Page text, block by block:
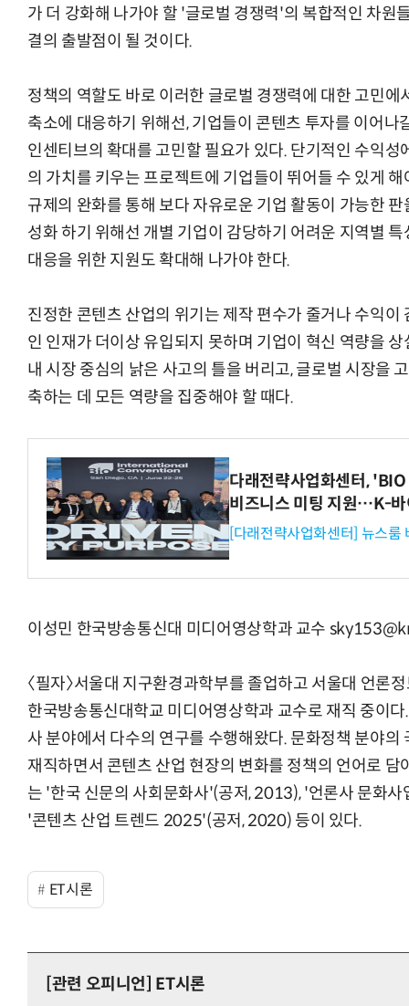
가 더 강화해 나가야 할 '글로벌 경쟁력'의 복합적인 차원
결의 출발점이 될 것이다.
정책의 역할도 바로 이러한 글로벌 경쟁력에 대한 고민
축소에 대응하기 위해선, 기업들이 콘텐츠 투자를 이어
인센티브의 확대를 고민할 필요가 있다. 단기적인 수익
의 가치를 키우는 프로젝트에 기업들이 뛰어들 수 있게
규제의 완화를 통해 보다 자유로운 기업 활동이 가능한
성화 하기 위해선 개별 기업이 감당하기 어려운 지역별
대응을 위한 지원도 확대해 나가야 한다.
진정한 콘텐츠 산업의 위기는 제작 편수가 줄거나 수익
인 인재가 더이상 유입되지 못하며 기업이 혁신 역량을
내 시장 중심의 낡은 사고의 틀을 버리고, 글로벌 시장을
축하는 데 모든 역량을 집중해야 할 때다.
다래전략사업화센터,
비즈니스 미팅 지원…K-바
[다래전략사업화센터] 뉴스룸
이성민 한국방송통신대 미디어영상학과 교수
〈필자〉서울대 지구환경과학부를 졸업하고 서울대 언론
한국방송통신대학교 미디어영상학과 교수로 재직 중이
사 분야에서 다수의 연구를 수행해왔다. 문화정책 분야
재직하면서 콘텐츠 산업 현장의 변화를 정책의 언어로
는 '한국 신문의 사회문화사'(공저, 2013), '언론사 문화
'콘텐츠 산업 트렌드 2025'(공저, 2020) 등이 있다.
ET시론
[관련 오피니언] ET시론